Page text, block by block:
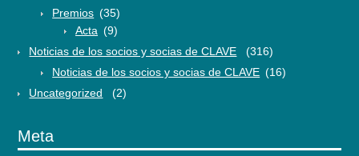
Premios (35)
Acta (9)
Noticias de los socios y socias de CLAVE
(316)
Noticias de los socios y socias de CLAVE (16)
Uncategorized
(2)
Meta